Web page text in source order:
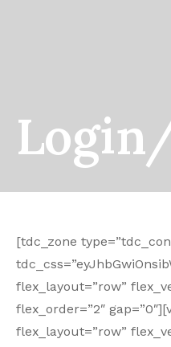
[tdc_zone
flex_layout=”row”
flex_order=”2″
flex_layout=”row”